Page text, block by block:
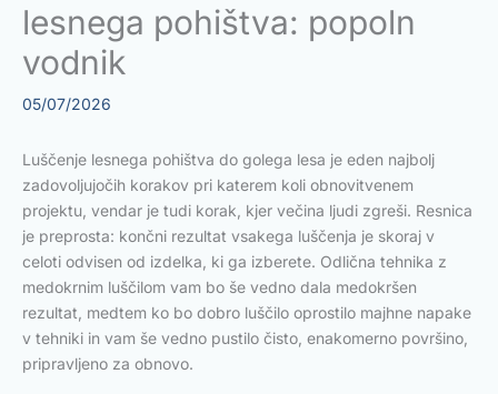
lesnega pohištva: popoln
vodnik
05/07/2026
Luščenje lesnega pohištva do golega lesa je eden najbolj
zadovoljujočih korakov pri katerem koli obnovitvenem
projektu, vendar je tudi korak, kjer večina ljudi zgreši. Resnica
je preprosta: končni rezultat vsakega luščenja je skoraj v
celoti odvisen od izdelka, ki ga izberete. Odlična tehnika z
medokrnim luščilom vam bo še vedno dala medokršen
rezultat, medtem ko bo dobro luščilo oprostilo majhne napake
v tehniki in vam še vedno pustilo čisto, enakomerno površino,
pripravljeno za obnovo.